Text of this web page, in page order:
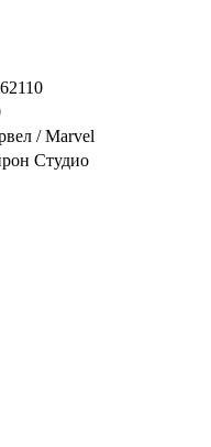
/ Marvel
Студио